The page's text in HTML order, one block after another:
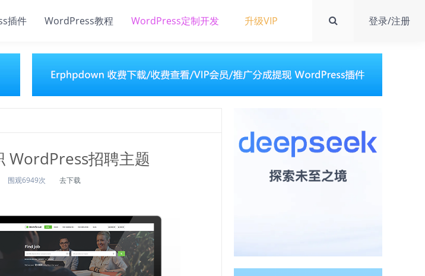
插件 WordPress教程 WordPress定制开发 升级VIP 登录/注册
WordPress招聘主题
围观6949次 去下载